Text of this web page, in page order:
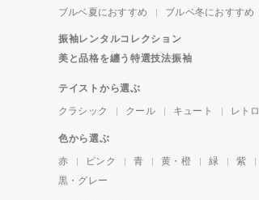
ブルベ夏におすすめ
ブルベ冬におすすめ
振袖レンタルコレクション
美と品格を纏う特選技法振袖
テイストから選ぶ
クラシック
クール キュート レトロ
色から選ぶ
赤
ピンク 青 黄・橙 緑 紫
黒・グレー